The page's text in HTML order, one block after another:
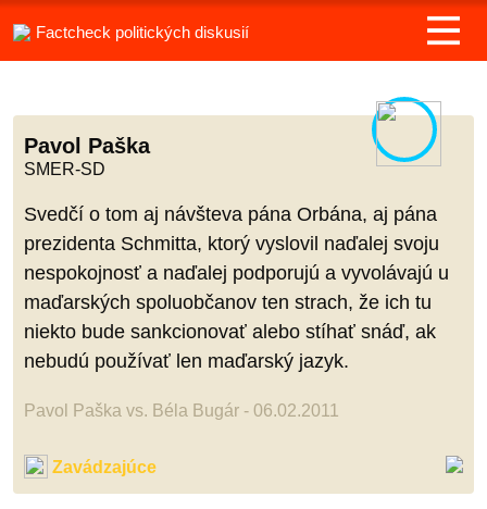
Factcheck politických diskusií
Pavol Paška
SMER-SD
Svedčí o tom aj návšteva pána Orbána, aj pána
prezidenta Schmitta, ktorý vyslovil naďalej svoju
nespokojnosť a naďalej podporujú a vyvolávajú u
maďarských spoluobčanov ten strach, že ich tu
niekto bude sankcionovať alebo stíhať snáď, ak
nebudú používať len maďarský jazyk.
Pavol Paška vs. Béla Bugár - 06.02.2011
Zavádzajúce